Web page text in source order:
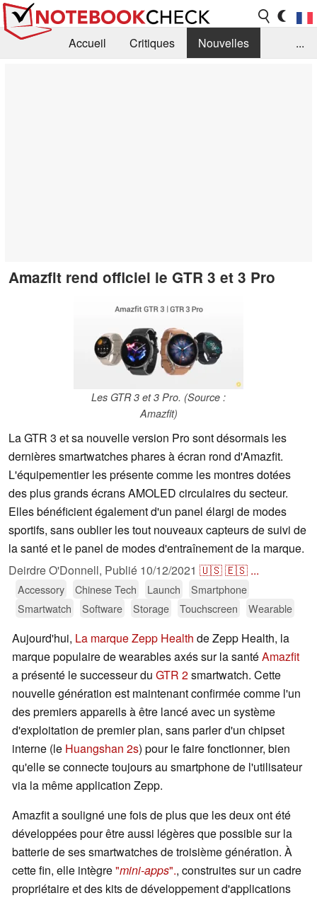
Accueil Critiques
Nouvelles
...
Amazfit rend officiel le GTR 3 et 3 Pro
Les GTR 3 et 3 Pro. (Source :
Amazfit)
La GTR 3 et sa nouvelle version Pro sont désormais les
dernières smartwatches phares à écran rond d'Amazfit.
L'équipementier les présente comme les montres dotées
des plus grands écrans AMOLED circulaires du secteur.
Elles bénéficient également d'un panel élargi de modes
sportifs, sans oublier les tout nouveaux capteurs de suivi de
la santé et le panel de modes d'entraînement de la marque.
Deirdre O'Donnell, Publié 10/12/2021 🇺🇸🇪🇸 ...
Accessory Chinese Tech Launch
Smartphone
Smartwatch
Software Storage Touchscreen Wearable
Aujourd'hui, La marque Zepp Health de Zepp Health, la
marque populaire de wearables axés sur la santéAmazfit
a présenté le successeur du GTR 2smartwatch. Cette
nouvelle génération est maintenant confirmée comme l'un
des premiers appareils à être lancé avec un système
d'exploitation de premier plan, sans parler d'un chipset
interne (le Huangshan 2s) pour le faire fonctionner, bien
qu'elle se connecte toujours au smartphone de l'utilisateur
via la même application Zepp.
Amazfit a souligné une fois de plus que les deux ont été
développées pour être aussi légères que possible sur la
batterie de ses smartwatches de troisième génération. À
cette fin, elle intègre"mini-apps"., construites sur un cadre
propriétaire et des kits de développement d'applications